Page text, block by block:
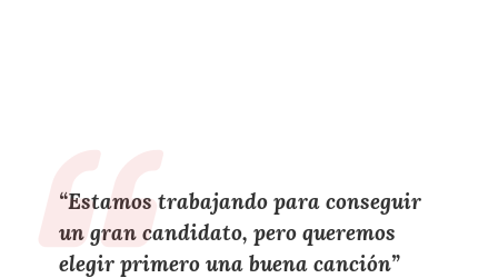
“Estamos trabajando para conseguir
un gran candidato, pero queremos
elegir primero una buena canción”